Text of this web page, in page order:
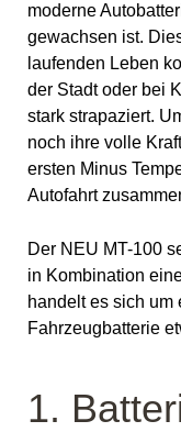
moderne
gewachsen ist.
laufenden Leben
der Stadt oder bei
stark strapaziert.
noch ihre volle
ersten Minus
Autofahrt
Der NEU MT-100
in Kombination
handelt es sich
Fahrzeugbatterie
1.